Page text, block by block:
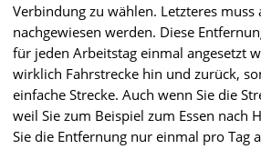
Verbindung zu wählen. Letzteres
nachgewiesen werden. Diese
für jeden Arbeitstag einmal angesetzt
wirklich Fahrstrecke hin und zurück,
einfache Strecke. Auch wenn Sie die
weil Sie zum Beispiel zum Essen nach
Sie die Entfernung nur einmal pro Tag